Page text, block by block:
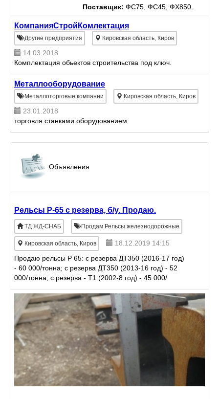
предприятия металлургической и
машиностроительной отрасли.
Имеем собственные складские
комплексы в городах Санкт-
Петербург ...
Поставщик: ФС75, ФС45, ФХ850.
КомпанияСтройКомлектация
Другие предприятия Кировская область, Киров
14.03.2018
Комплектация обьектов строительства под ключ.
Металлооборудование
Металлоторговые компании Кировская область, Киров
23.01.2018
торговля станками оборудованием
Объявления
Рельсы Р-65 с резерва, б/у. Продаю.
ТД ЖД-СНАБ Продам Рельсы железнодорожные
Кировская область, Киров
18.12.2019 14:15
Продаю рельсы Р 65: с резерва ДТ350 (2016-17 год)
- 60 000/тонна; с резерва ДТ350 (2013-16 год) - 52
000/тонна; с резерва - Т1 (2002-8 год) - 45 000/
тонна; с резерва - Т1 (1997-98 год) - 58 000/то